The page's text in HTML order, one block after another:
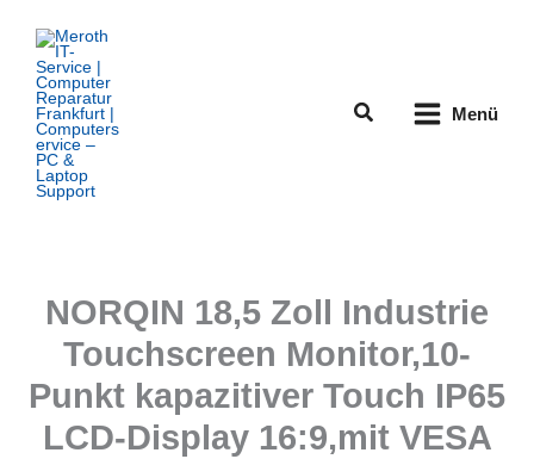
Inhalt
springen
Suchen Menü
NORQIN 18,5 Zoll Industrie
Touchscreen Monitor,10-
Punkt kapazitiver Touch IP65
LCD-Display 16:9,mit VESA